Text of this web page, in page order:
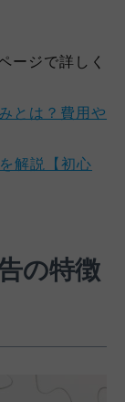
ージで詳しく
とは？費用や
解説【初心
の特徴